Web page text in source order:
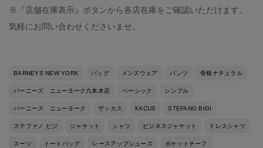
※『店舗在庫表示』ボタンから各店在庫をご確認いただけます。
気軽にお問い合わせくださいませ。
BARNEYS NEW YORK バッグ メンズウェア パンツ 骨格ナチュラル
バーニーズ ニューヨーク六本木店 ベーシック シンプル
バーニーズ ニューヨーク ザッカス XACUS STEFANO BIGI
ステファノ ビジ ジャケット シャツ ビジネスジャケット ドレスシャツ
スーツ トートバッグ レースアップシューズ ポケットチーフ